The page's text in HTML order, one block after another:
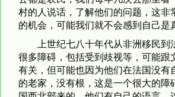
村的人说话，了解他们的问题，这非
的机会，可能我们就不会感到自己是
上世纪七八十年代从非洲移民到
很多障碍，包括受到歧视等，可能跟
有关，但可能也因为他们在法国没有
的老家，没有根，这是一个很大的障